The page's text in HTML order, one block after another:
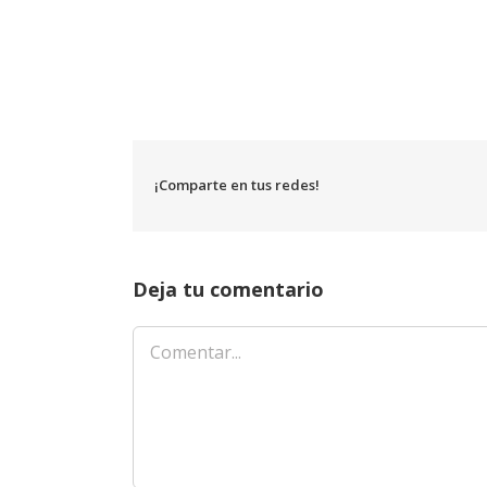
¡Comparte en tus redes!
Deja tu comentario
Comentar